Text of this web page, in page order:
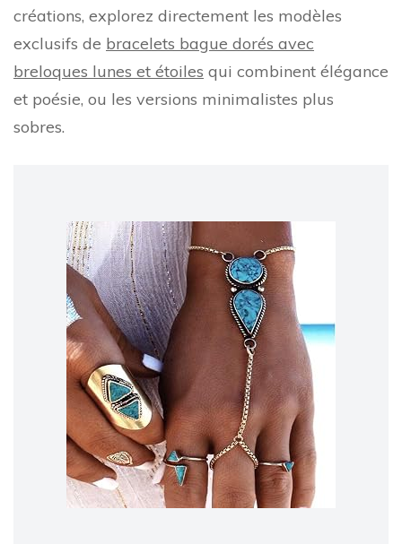
créations, explorez directement les modèles
exclusifs de bracelets bague dorés avec
breloques lunes et étoiles qui combinent élégance
et poésie, ou les versions minimalistes plus
sobres.